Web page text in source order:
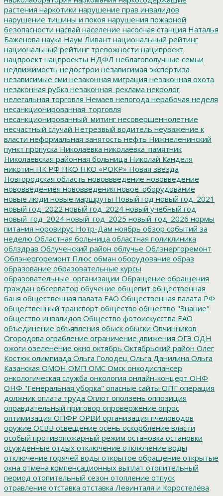
растения наркотики нарушение прав инвалидов
нарушение тишины и покоя нарушения пожарной
безопасности насвай население насосная станция Наталья
Баженова наука Наум Ливант национальный рейтинг
национальный рейтинг тревожности наципроект
нацпроект нацпроекты НДФЛ неблагополучные семьи
недвижимость недострои независимая экспертиза
независимые сми незаконная миграция незаконная охота
незаконная рубка незаконная_реклама некролог
нелегальная торговля Немаев непогода нерабочая неделя
несанкционированная_торговля
несанкционированный_митинг несовершеннолетние
несчастный случай Нетрезвый водитель неуважение к
власти неформальная занятость нефть Нижнеленинский
пункт пропуска Николаевка николаевка_памятник
Николаевская районная больница Николай Канделя
никотин НК РФ НКО НКО «РОКР» Новая звезда
Новгородская область нововвведение нововведение
нововведениея нововведения новое_оборудование
новые люди новые маршруты Новый год новый год_2021
новый год_2022 новый год_2024 новый учебный год
новый_год_2024 новый_год_2025 новый_год_2026 нормы
питания норовирус Нотр-Дам ноябрь обзор событий за
неделю Областная больница областная поликлиника
облздрав Облученский район облучье Облэнергоремонт
Облэнергоремонт Плюс обман оборудование образ
образование образовательные курсы
образовательные_организации Обращение обращения
граждан обсерватор обучение общепит общественная
баня общественная палата ЕАО Общественная палата РФ
общественный транспорт общество общество "Знание"
общество инвалидов Общество фотоискусства ЕАО
объединение объявления обыск обыски Овчинников
Огородова ограбление ограничение движения ОГЭ ОДН
ожоги озеленение окно октябрь Октябрьский район Олег
Костюк олимпиада Ольга Голодец Ольга Данилина Ольга
Казанская ОМОН ОМП ОМС Омск онкодиспансер
онкологическая служба онкология онлайн-концерт ОНФ
ОНФ "Генеральная уборка" опасные сайты ОПГ операция
должник оплата труда Оплот оползень оппозиция
оправдательный приговор опровержение опрос
оптимизация ОПФР ОРВИ организация пчеловодов
оружие ОСВВ освещение осень оскорбление власти
особый противопожарный режим остановка остановки
осужденные отдых отключение отключение воды
отключение горячей воды открытое обращение открытые
окна отмена компенсационных выплат отопительный
период отопительный сезон отопление отпуск
отравление отставка отставка Левинталя и Коростелёва